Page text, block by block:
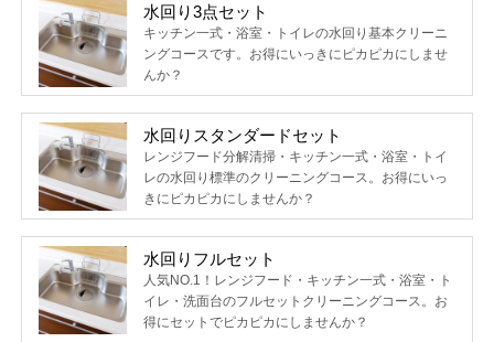
水回り3点セット
キッチン一式・浴室・トイレの水回り基本クリーニ
ングコースです。お得にいっきにピカピカにしませ
んか？
水回りスタンダードセット
レンジフード分解清掃・キッチン一式・浴室・トイ
レの水回り標準のクリーニングコース。お得にいっ
きにピカピカにしませんか？
水回りフルセット
人気NO.1！レンジフード・キッチン一式・浴室・ト
イレ・洗面台のフルセットクリーニングコース。お
得にセットでピカピカにしませんか？